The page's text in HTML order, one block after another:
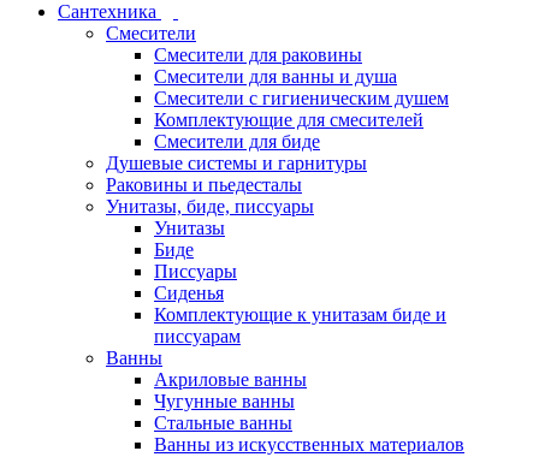
Сантехника
Смесители
Смесители для раковины
Смесители для ванны и душа
Смесители с гигиеническим душем
Комплектующие для смесителей
Смесители для биде
Душевые системы и гарнитуры
Раковины и пьедесталы
Унитазы, биде, писсуары
Унитазы
Биде
Писсуары
Сиденья
Комплектующие к унитазам биде и
писсуарам
Ванны
Акриловые ванны
Чугунные ванны
Стальные ванны
Ванны из искусственных материалов